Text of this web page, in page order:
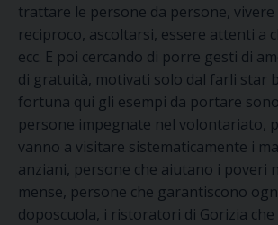
trattare le persone da persone,
reciproco, ascoltarsi, essere attenti a
ecc. E poi cercando di porre gesti di
di gratuità, motivati solo dal farli star
fortuna qui gli esempi da portare
persone impegnate nel volontariato,
vanno a visitare sistematicamente i
anziani, persone che aiutano i poveri
mense, persone che garantiscono
doposcuola, i ristoratori di Gorizia che